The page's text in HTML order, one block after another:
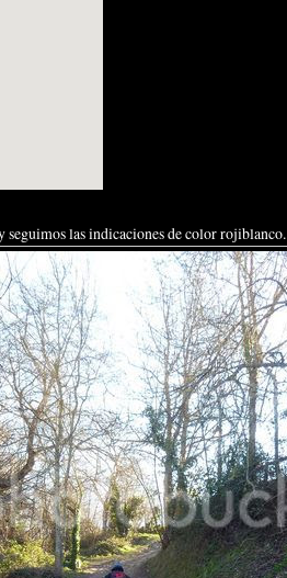
seguimos las indicaciones de color rojiblanco.